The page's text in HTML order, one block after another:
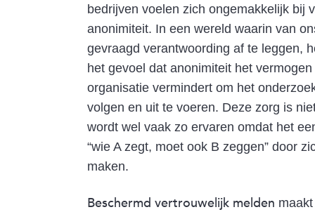
bedrijven voelen zich ongemakkelijk bij
anonimiteit. In een wereld waarin van
gevraagd verantwoording af te leggen,
het gevoel dat anonimiteit het
organisatie vermindert om het
volgen en uit te voeren. Deze zorg is
wordt wel vaak zo ervaren omdat het
“wie A zegt, moet ook B zeggen” door
maken.
Beschermd vertrouwelijk melden